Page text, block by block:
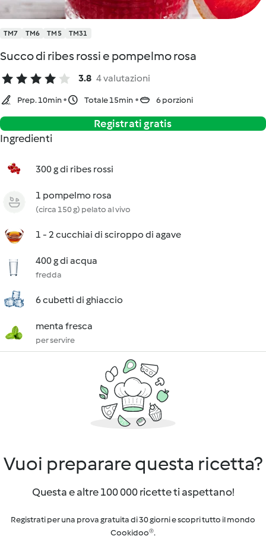
TM7 TM6 TM5 TM31
Succo di ribes rossi e pompelmo rosa
3.8 4 valutazioni
Prep. 10min Totale 15min 6 porzioni
Registrati gratis
Ingredienti
300 g di ribes rossi
1 pompelmo rosa
(circa 150 g) pelato al vivo
1 - 2 cucchiai di sciroppo di agave
400 g di acqua
fredda
6 cubetti di ghiaccio
menta fresca
per servire
Vuoi preparare questa ricetta?
Questa e altre 100 000 ricette ti aspettano!
Registrati per una prova gratuita di 30 giorni e scopri tutto il mondo
Cookidoo®.